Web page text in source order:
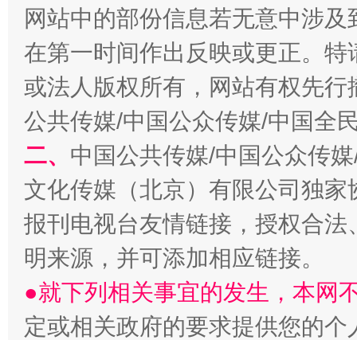
“刷贴”乱象丛生
生
网站中的部份信息若无意中涉
在第一时间作出反映或更正。
或法人版权所有，网站有权先
公共传媒/中国公众传媒/中国全
二、 中国公共传媒/中国公众传
文化传媒（北京）有限公司独
报刊电视台友情链接，授权合
明来源，并可添加相应链接。
●就下列相关事宜的发生，本网
定或相关政府的要求提供您的个